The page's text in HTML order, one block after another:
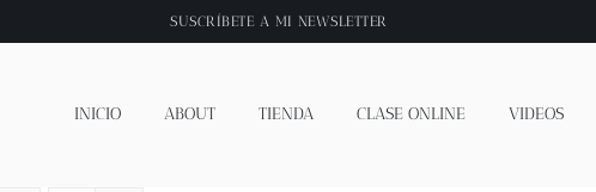
SUSCRÍBETE A MI NEWSLETTER
INICIO ABOUT TIENDA CLASE ONLINE VIDEOS